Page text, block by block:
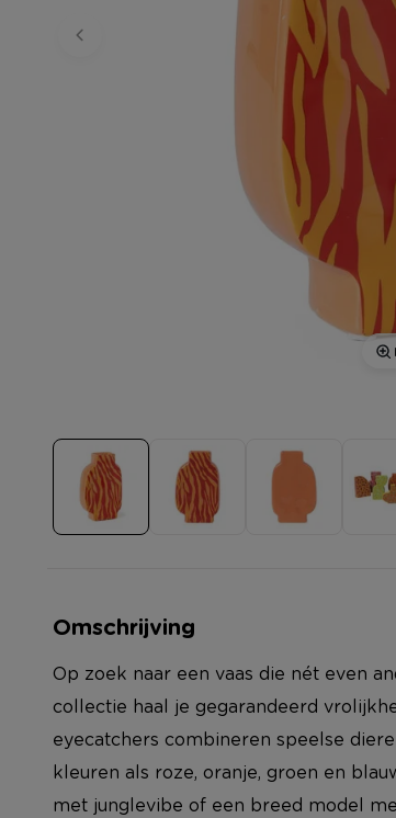
Omschrijving
Op zoek naar een vaas die nét even
collectie haal je gegarandeerd
eyecatchers combineren speelse
kleuren als roze, oranje, groen en
met junglevibe of een breed model